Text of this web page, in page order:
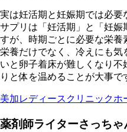
実は妊活期と妊娠期では必
サプリは「妊活期」と「妊娠
すが、時期ごとに必要な栄養
栄養だけでなく、冷えにも
いと卵子着床が難しくなり
りと体を温めることが大事で
美加レディースクリニックホ
薬剤師ライターさっちゃ